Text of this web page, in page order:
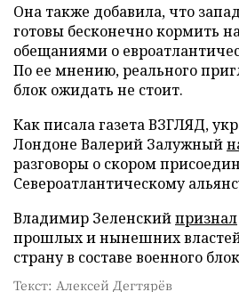
Она также добавила, что
готовы бесконечно кормить
обещаниями о
По ее мнению, реального
блок ожидать не стоит.
Как писала газета ВЗГЛЯД,
Лондоне Валерий Залужный
разговоры о скором
Североатлантическому
Владимир Зеленскийпризнал
прошлых и нынешних
страну в составе военного
Текст: Алексей Дегтярёв